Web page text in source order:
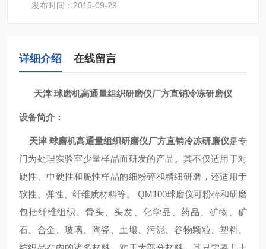
发布时间：2015-09-29
详细介绍 在线留言
天津 球磨机高通量组织研磨仪厂方直销冷冻研磨仪
设备简介：
天津 球磨机高通量组织研磨仪厂方直销冷冻研磨仪是专
门为处理实验室少量样品而研发的产品。其不仅适用于对
硬性、中硬性和脆性样品的细粉碎和精细研磨，还适用于
软性、弹性、纤维质材料等。 QM100球磨仪可粉碎和研磨
包括纤维组织、骨头、头发、化学品、药品、矿物、矿
石、合金、玻璃、陶瓷、土壤、污泥、谷物颗粒、塑料、